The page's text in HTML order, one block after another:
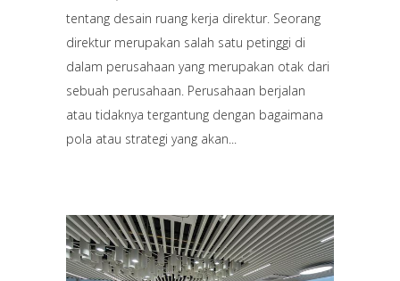
tentang desain ruang kerja direktur. Seorang
direktur merupakan salah satu petinggi di
dalam perusahaan yang merupakan otak dari
sebuah perusahaan. Perusahaan berjalan
atau tidaknya tergantung dengan bagaimana
pola atau strategi yang akan